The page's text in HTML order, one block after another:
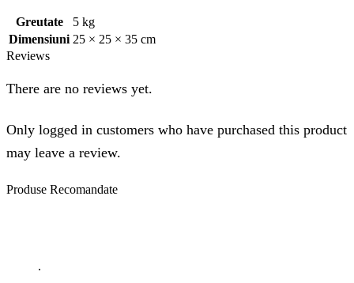
Greutate
5 kg
Dimensiuni 25 × 25 × 35 cm
Reviews
There are no reviews yet.
Only logged in customers who have purchased this product
may leave a review.
Produse Recomandate
.